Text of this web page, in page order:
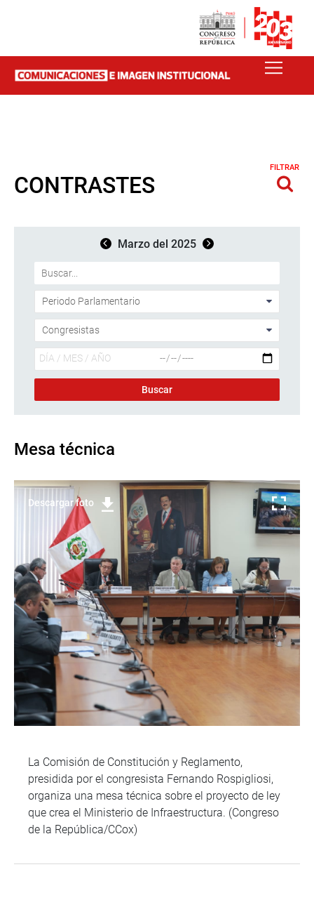
CONTRASTES
FILTRAR
Marzo del 2025
Mesa técnica
Descargar foto
La Comisión de Constitución y Reglamento,
presidida por el congresista Fernando Rospigliosi,
organiza una mesa técnica sobre el proyecto de ley
que crea el Ministerio de Infraestructura. (Congreso
de la República/CCox)